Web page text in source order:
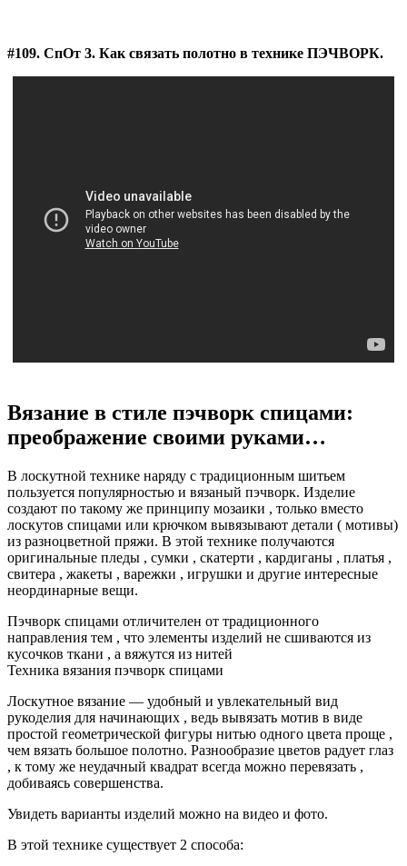
#109. СпОт 3. Как связать полотно в технике ПЭЧВОРК.
Вязание в стиле пэчворк спицами:
преображение своими руками…
В лоскутной технике наряду с традиционным шитьем
пользуется популярностью и вязаный пэчворк. Изделие
создают по такому же принципу мозаики , только вместо
лоскутов спицами или крючком вывязывают детали ( мотивы)
из разноцветной пряжи. В этой технике получаются
оригинальные пледы , сумки , скатерти , кардиганы , платья ,
свитера , жакеты , варежки , игрушки и другие интересные
неординарные вещи.
Пэчворк спицами отличителен от традиционного
направления тем , что элементы изделий не сшиваются из
кусочков ткани , а вяжутся из нитей
Техника вязания пэчворк спицами
Лоскутное вязание — удобный и увлекательный вид
рукоделия для начинающих , ведь вывязать мотив в виде
простой геометрической фигуры нитью одного цвета проще ,
чем вязать большое полотно. Разнообразие цветов радует глаз
, к тому же неудачный квадрат всегда можно перевязать ,
добиваясь совершенства.
Увидеть варианты изделий можно на видео и фото.
В этой технике существует 2 способа: